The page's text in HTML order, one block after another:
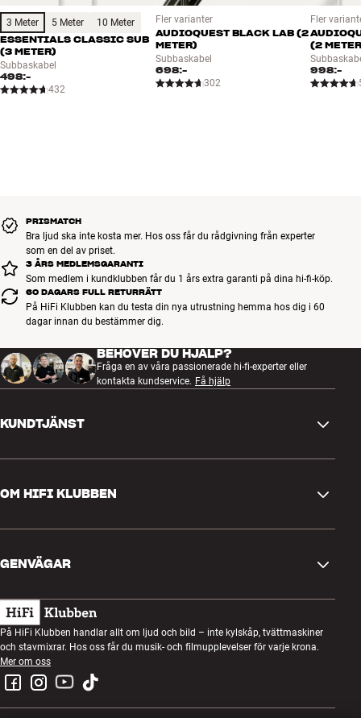
3 Meter 5 Meter 10 Meter
ESSENTIALS CLASSIC SUB
(3 METER)
Subbaskabel
498:-
432
Fler varianter
AUDIOQUEST BLACK LAB (2
METER)
Subbaskabel
698:-
302
Fler
(2
998:-
PRISMATCH
Bra ljud ska inte kosta mer. Hos oss får du rådgivning från experter
som en del av priset.
3 ÅRS MEDLEMSGARANTI
Som medlem i kundklubben får du 1 års extra garanti på dina hi-fi-köp.
60 DAGARS FULL RETURRÄTT
På HiFi Klubben kan du testa din nya utrustning hemma hos dig i 60
dagar innan du bestämmer dig.
BEHÖVER DU HJÄLP?
Fråga en av våra passionerade hi-fi-experter eller
kontakta kundservice. Få hjälp
KUNDTJÄNST
Retur och reklamation
Ångra beställning
Köpvillkor
Integritetspolicy
OM HIFI KLUBBEN
Kundklubb
Lyssnarkväll
Tävlingar
Jobb i HiFi Klubben
GENVÄGAR
Presentkort
Bygg med ljud
Montering och installation
På HiFi Klubben handlar allt om ljud och bild – inte kylskåp, tvättmaskiner
och stavmixrar. Hos oss får du musik- och filmupplevelser för varje krona.
Mer om oss